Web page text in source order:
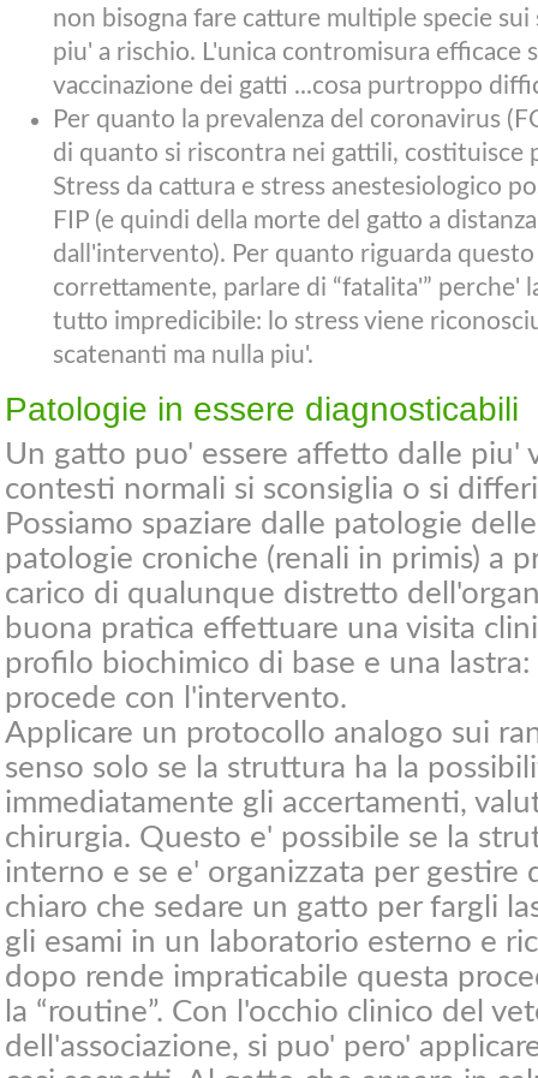
non bisogna fare catture multiple specie
piu' a rischio. L'unica contromisura efficace
vaccinazione dei gatti ...cosa purtroppo
Per quanto la prevalenza del coronavirus
di quanto si riscontra nei gattili, costituisce
Stress da cattura e stress anestesiologico
FIP (e quindi della morte del gatto a
dall'intervento). Per quanto riguarda
correttamente, parlare di “fatalita'” perche'
tutto impredicibile: lo stress viene
scatenanti ma nulla piu'.
Patologie in essere diagnosticabili
Un gatto puo' essere affetto dalle piu'
contesti normali si sconsiglia o si
Possiamo spaziare dalle patologie
patologie croniche (renali in primis) a
carico di qualunque distretto
buona pratica effettuare una visita
profilo biochimico di base e una
procede con l'intervento.
Applicare un protocollo analogo sui
senso solo se la struttura ha la
immediatamente gli accertamenti,
chirurgia. Questo e' possibile se la
interno e se e' organizzata per gestire
chiaro che sedare un gatto per fargli
gli esami in un laboratorio esterno e
dopo rende impraticabile questa
la “routine”. Con l'occhio clinico del
dell'associazione, si puo' pero'